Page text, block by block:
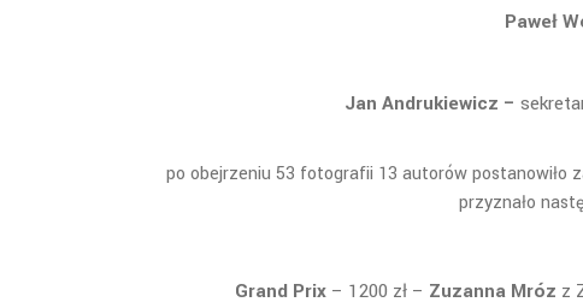
Paweł
Jan Andrukiewicz –
po obejrzeniu 53 fotografii 13 autorów postanowiło
przyznało
Grand Prix – 1200 zł – Zuzanna Mróz z